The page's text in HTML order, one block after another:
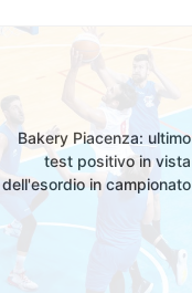
Bakery Piacenza: ultimo
test positivo in vista
dell'esordio in campionato